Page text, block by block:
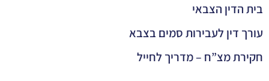
בית הדין הצבאי
עורך דין לעבירות סמים בצבא
חקירת מצ”ח – מדריך לחייל